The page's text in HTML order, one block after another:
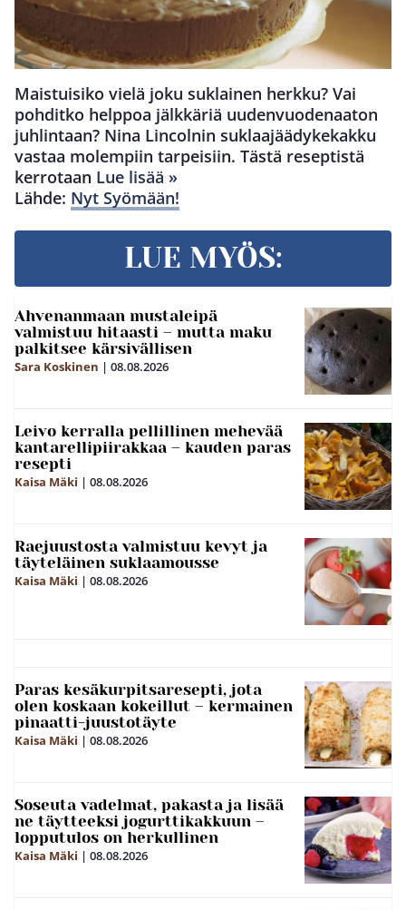
Maistuisiko vielä joku suklainen herkku? Vai
pohditko helppoa jälkkäriä uudenvuodenaaton
juhlintaan? Nina Lincolnin suklaajäädykekakku
vastaa molempiin tarpeisiin. Tästä reseptistä
kerrotaan Lue lisää »
Lähde: Nyt Syömään!
LUE MYÖS:
Ahvenanmaan mustaleipä
valmistuu hitaasti – mutta maku
palkitsee kärsivällisen
Sara Koskinen | 08.08.2026
Leivo kerralla pellillinen mehevää
kantarellipiirakkaa – kauden paras
resepti
Kaisa Mäki | 08.08.2026
Raejuustosta valmistuu kevyt ja
täyteläinen suklaamousse
Kaisa Mäki | 08.08.2026
Paras kesäkurpitsaresepti, jota
olen koskaan kokeillut – kermainen
pinaatti-juustotäyte
Kaisa Mäki | 08.08.2026
Soseuta vadelmat, pakasta ja lisää
ne täytteeksi jogurttikakkuun –
lopputulos on herkullinen
Kaisa Mäki | 08.08.2026